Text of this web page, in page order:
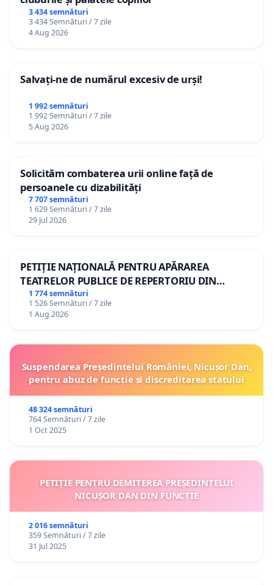
3 434 semnături
3 434 Semnături / 7 zile
4 Aug 2026
Salvați-ne de numărul excesiv de urși!
1 992 semnături
1 992 Semnături / 7 zile
5 Aug 2026
Solicităm combaterea urii online față de
persoanele cu dizabilități
7 707 semnături
1 629 Semnături / 7 zile
29 Jul 2026
PETIȚIE NAȚIONALĂ PENTRU APĂRAREA
TEATRELOR PUBLICE DE REPERTORIU DIN
ROMÂNIA
1 774 semnături
1 526 Semnături / 7 zile
1 Aug 2026
Suspendarea Președintelui României, Nicușor Dan,
pentru abuz de funcție și discreditarea statului
48 324 semnături
764 Semnături / 7 zile
1 Oct 2025
PETIȚIE PENTRU DEMITEREA PREȘEDINTELUI
NICUȘOR DAN DIN FUNCȚIE
2 016 semnături
359 Semnături / 7 zile
31 Jul 2025